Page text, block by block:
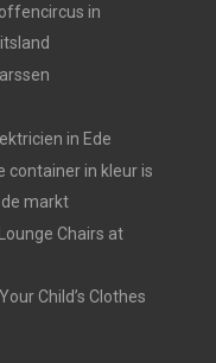
in
in Ede
container in kleur is
markt
Chairs at
Child’s Clothes